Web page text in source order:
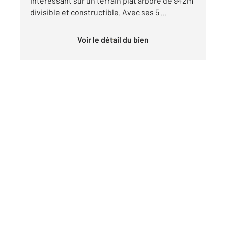
divisible et constructible. Avec ses 5 ...
Voir le détail du bien